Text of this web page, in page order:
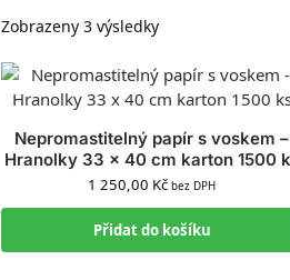
Zobrazeny 3 výsledky
Nepromastitelný papír s voskem –
Hranolky 33 x 40 cm karton 1500
1 250,00 Kč bez DPH
Přidat do košíku